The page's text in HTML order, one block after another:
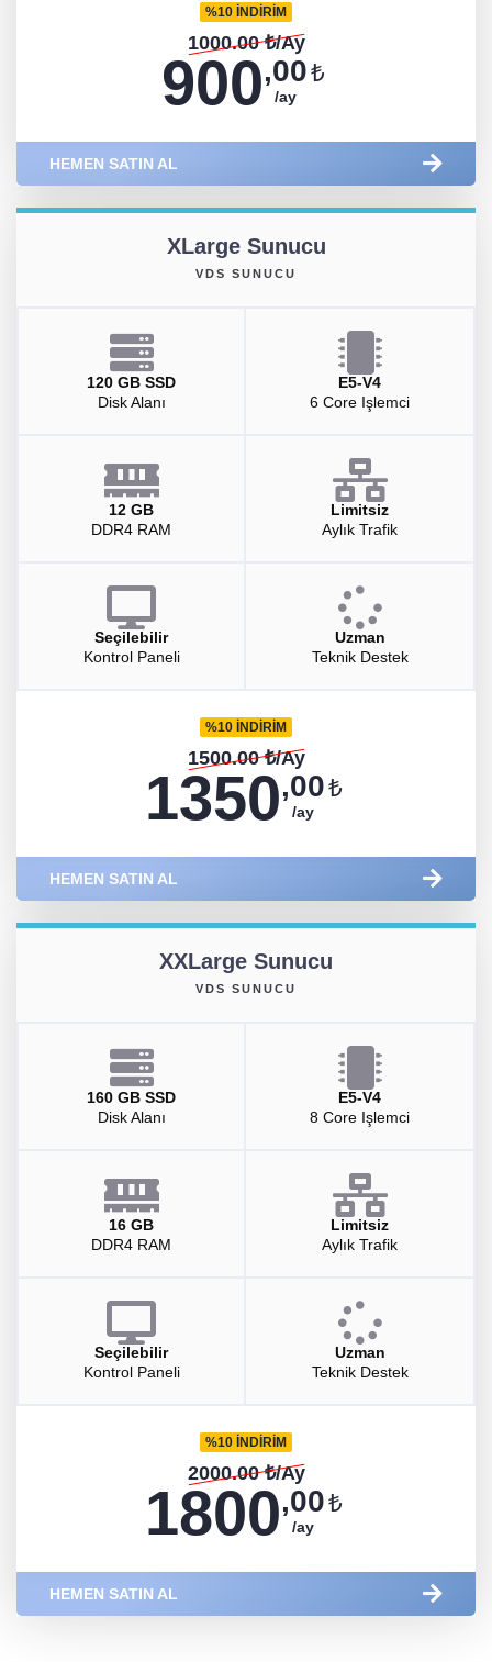
%10 İNDİRİM
1000.00 ₺/Ay
900 /ay
,00₺
HEMEN SATIN AL
XLarge Sunucu
VDS SUNUCU
120 GB SSD
Disk Alanı
E5-V4
6 Core Işlemci
12 GB
DDR4 RAM
Limitsiz
Aylık Trafik
Seçilebilir
Kontrol Paneli
Uzman
Teknik Destek
%10 İNDİRİM
1500.00 ₺/Ay
1350 /ay
,00₺
HEMEN SATIN AL
XXLarge Sunucu
VDS SUNUCU
160 GB SSD
Disk Alanı
E5-V4
8 Core Işlemci
16 GB
DDR4 RAM
Limitsiz
Aylık Trafik
Seçilebilir
Kontrol Paneli
Uzman
Teknik Destek
%10 İNDİRİM
2000.00 ₺/Ay
1800 /ay
,00₺
HEMEN SATIN AL